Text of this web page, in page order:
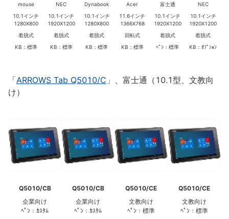
mouse
10.1インチ
1280X800
着脱式
KB：標準
NEC
10.1インチ
1920X1200
着脱式
KB：標準
Dynabook
10.1インチ
1280X800
着脱式
KB：標準
Acer
11.6インチ
1366X768
回転式
KB：標準
富士通
10.1インチ
1920X1200
着脱式
ﾍﾟﾝ：標準
NEC
10.1インチ
1920X1200
着脱式
KB：ｵﾌﾟｼｮﾝ
「ARROWS Tab Q5010/C 」、富士通（10.1型、文教向
け）
Q5010/CB
企業向け
ﾍﾟﾝ：ｶｽﾀﾑ
Q5010/CB
企業向け
ﾍﾟﾝ：ｶｽﾀﾑ
Q5010/CE
文教向け
ﾍﾟﾝ：標準
Q5010/CE
文教向け
ﾍﾟﾝ：標準